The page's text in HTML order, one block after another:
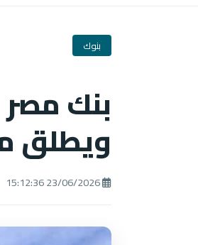
بنوك
بنك مصر
ويطلق